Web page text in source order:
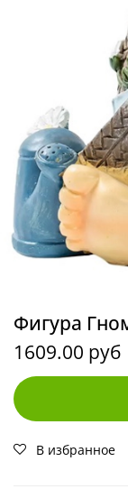
Фигура
1609.00 руб
В избранное